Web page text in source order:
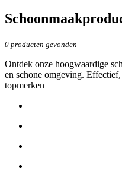
0 producten gevonden
Ontdek onze hoogwaardige
en schone omgeving.
topmerken